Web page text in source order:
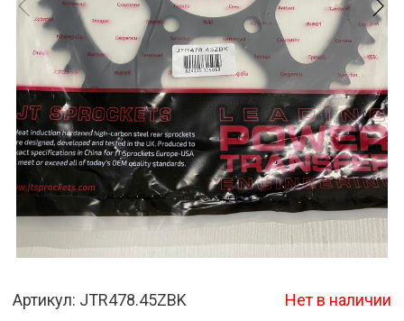
Артикул: JTR478.45ZBK Нет в наличии